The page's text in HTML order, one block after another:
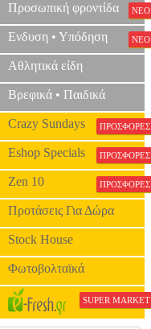
Προσωπική φροντίδα ΝΕΟ
Ενδυση • Υπόδηση ΝΕΟ
Αθλητικά είδη
Βρεφικά • Παιδικά
Crazy Sundays ΠΡΟΣΦΟΡΕΣ
Eshop Specials ΠΡΟΣΦΟΡΕΣ
Zen 10 ΠΡΟΣΦΟΡΕΣ
Προτάσεις Για Δώρα
Stock House
Φωτοβολταϊκά
SUPER MARKET